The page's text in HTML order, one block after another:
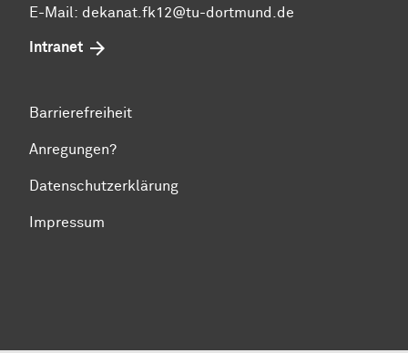
E-Mail: dekanat.fk12@tu-dortmund.de
Intranet
Barrierefreiheit
Anregungen?
Datenschutzerklärung
Impressum